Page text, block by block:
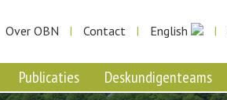
Over OBN | Contact | English |
Publicaties Deskundigenteams